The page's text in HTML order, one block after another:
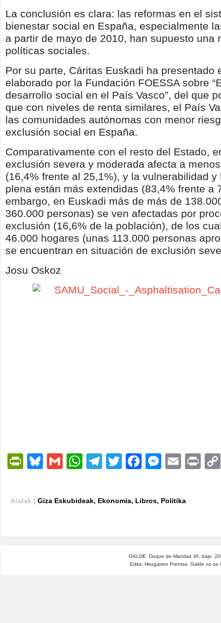
La conclusión es clara: las reformas en el
bienestar social en España, especialmente
a partir de mayo de 2010, han supuesto una
políticas sociales.
Por su parte, Cáritas Euskadi ha presentado
elaborado por la Fundación FOESSA sobre
desarrollo social en el País Vasco”, del que
que con niveles de renta similares, el País
las comunidades autónomas con menor
exclusión social en España.
Comparativamente con el resto del Estado,
exclusión severa y moderada afecta a
(16,4% frente al 25,1%), y la vulnerabilidad y
plena están más extendidas (83,4% frente a
embargo, en Euskadi más de más de
360.000 personas) se ven afectadas por
exclusión (16,6% de la población), de los
46.000 hogares (unas 113.000 personas
se encuentran en situación de exclusión
Josu Oskoz
PrintFriendly
Bluesky
GmailWhatsApp
Telegram
TwitterFacebook
Email
Atalak | Giza Eskubideak, Ekonomia, Libros, Politika
GALDE: Duque de Mandas 36, bajo.
Edita: Hirugarren Prentsa. Galde no